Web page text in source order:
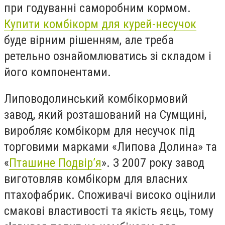
при годуванні саморобним кормом.
Купити комбікорм для курей-несучок
буде вірним рішенням, але треба
ретельно ознайомлюватись зі складом і
його компонентами.
Липоводолинський комбікормовий
завод, який розташований на Сумщині,
виробляє комбікорм для несучок під
торговими марками «Липова Долина» та
«Пташине Подвір’я». З 2007 року завод
виготовляв комбікорм для власних
птахофабрик. Споживачі високо оцінили
смакові властивості та якість яєць, тому